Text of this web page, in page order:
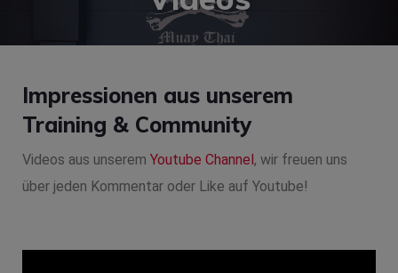
Impressionen aus unserem
Training & Community
Videos aus unserem Youtube Channel, wir freuen uns
über jeden Kommentar oder Like auf Youtube!